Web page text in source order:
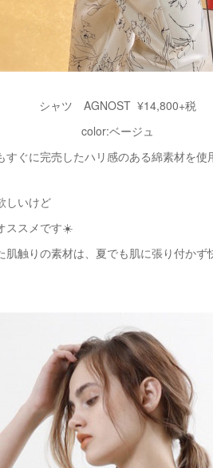
シャツ AGNOST ¥14,800+税
color:ベージュ
すぐに完売したハリ感のある綿素材を
しいけど
ススメです☀️
肌触りの素材は、夏でも肌に張り付か